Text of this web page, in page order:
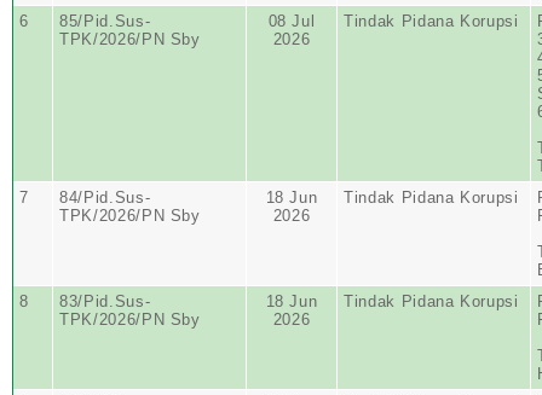
6
85/Pid.Sus-
TPK/2026/PN Sby
08 Jul
2026
Tindak Pidana Korupsi
7
84/Pid.Sus-
TPK/2026/PN Sby
18 Jun
2026
Tindak Pidana Korupsi
8
83/Pid.Sus-
TPK/2026/PN Sby
18 Jun
2026
Tindak Pidana Korupsi